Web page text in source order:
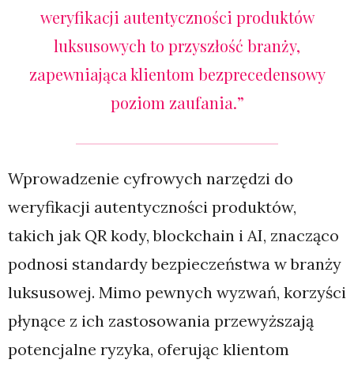
weryfikacji autentyczności produktów
luksusowych to przyszłość branży,
zapewniająca klientom bezprecedensowy
poziom zaufania.”
Wprowadzenie cyfrowych narzędzi do
weryfikacji autentyczności produktów,
takich jak QR kody, blockchain i AI, znacząco
podnosi standardy bezpieczeństwa w branży
luksusowej. Mimo pewnych wyzwań, korzyści
płynące z ich zastosowania przewyższają
potencjalne ryzyka, oferując klientom